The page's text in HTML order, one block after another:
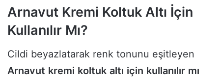
Arnavut Kremi Koltuk Altı İçin
Kullanılır Mı?
Cildi beyazlatarak renk tonunu eşitleyen
Arnavut kremi koltuk altı için kullanılır mı